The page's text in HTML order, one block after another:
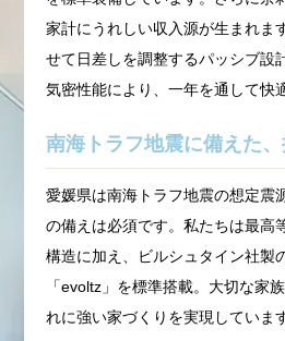
家計にうれしい収入源が生まれま
せて日差しを調整するパッシブ設
気密性能により、一年を通して快
南海トラフ地震に備えた
愛媛県は南海トラフ地震の想定震
の備えは必須です。私たちは最高
構造に加え、ビルシュタイン社製
「evoltz」を標準搭載。大切な家
れに強い家づくりを実現していま